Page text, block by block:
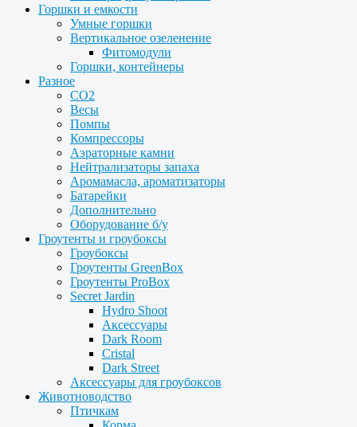
Горшки и емкости
Умные горшки
Вертикальное озеленение
Фитомодули
Горшки, контейнеры
Разное
CO2
Весы
Помпы
Компрессоры
Аэраторные камни
Нейтрализаторы запаха
Аромамасла, ароматизаторы
Батарейки
Дополнительно
Оборудование б/у
Гроутенты и гроубоксы
Гроубоксы
Гроутенты GreenBox
Гроутенты ProBox
Secret Jardin
Hydro Shoot
Аксессуары
Dark Room
Cristal
Dark Street
Аксессуары для гроубоксов
Животноводство
Птичкам